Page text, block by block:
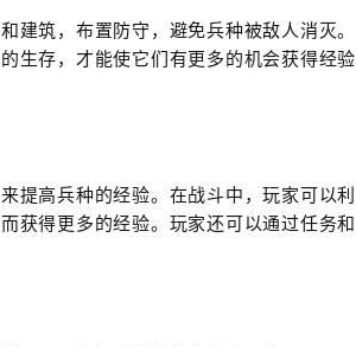
建筑，布置防守，避免兵种被敌人消灭。
生存，才能使它们有更多的机会获得经验
提高兵种的经验。在战斗中，玩家可以利
获得更多的经验。玩家还可以通过任务和